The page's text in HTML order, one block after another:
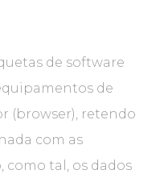
de software
de
(browser), retendo
com as
como tal, os dados